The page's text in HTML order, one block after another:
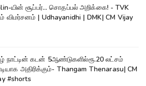
யின் சூப்பர்... சொதப்பல் அறிக்கை! - TVK
விமர்சனம் | Udhayanidhi | DMK| CM Vijay
நாட்டின் கடன் 5ஆண்டுகளில்ரூ.20 லட்சம்
அதிரிக்கும்- Thangam Thenarasu| CM
#shorts